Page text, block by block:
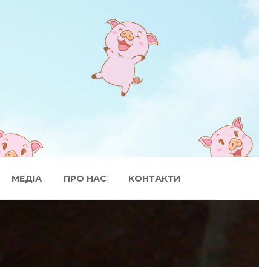
МЕДІА ПРО НАС КОНТАКТИ